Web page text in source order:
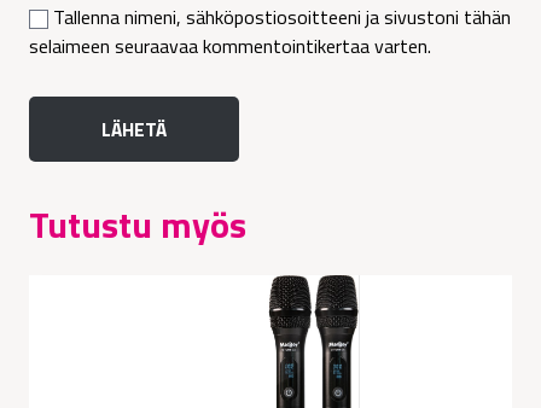
Tallenna nimeni, sähköpostiosoitteeni ja sivustoni tähän
selaimeen seuraavaa kommentointikertaa varten.
Tutustu myös